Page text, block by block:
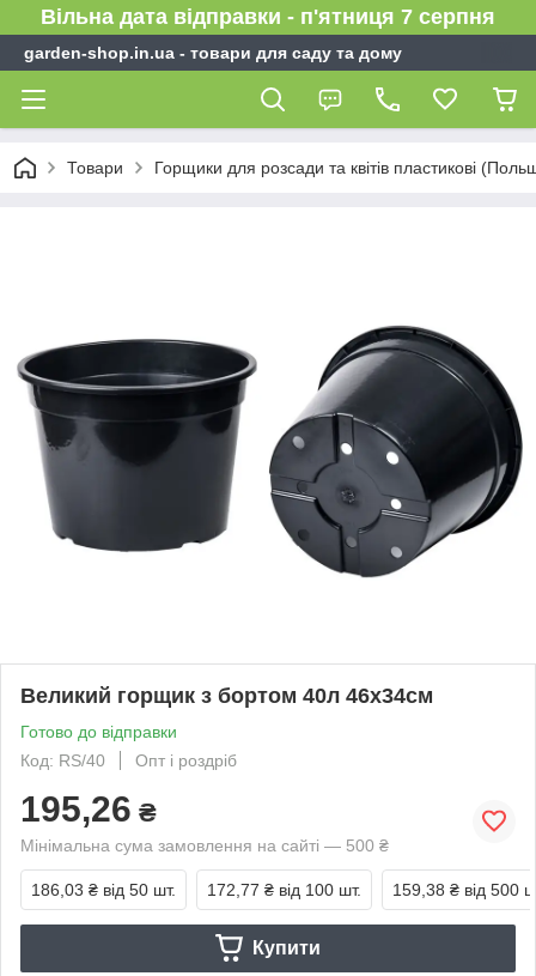
Вільна дата відправки - п'ятниця 7 серпня
garden-shop.in.ua - товари для саду та дому
Товари Горщики для розсади та квітів пластикові
Великий горщик з бортом 40л 46х34см
Готово до відправки
Код: RS/40
Опт і роздріб
195,26 ₴
Мінімальна сума замовлення на сайті — 500 ₴
186,03 ₴ від 50 шт. 172,77 ₴ від 100 шт. 159,38 ₴ від 500
Купити